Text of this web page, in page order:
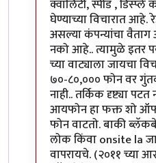
क्वालिटी, स्पीड ,
घेण्याच्या विचारात
असल्या कंपन्यांचा
नको आहे.. त्यामुळे इतर
च्या वाट्याला जायचा
७०-८०,००० फोन वर
नाही.. तर्किक दृष्ट्या
आयफोन हा फक्त शो
फोन वाटतो. बाकी
लोक किंवा onsite la
वापरायचे. (२०११ च्या